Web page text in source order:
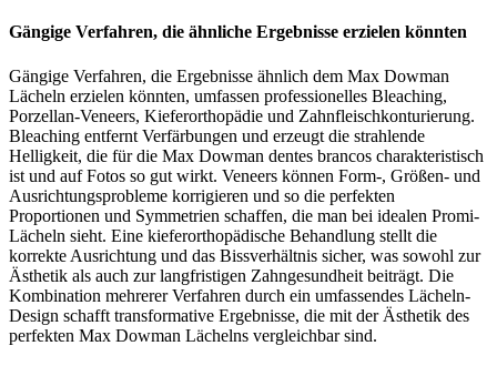
Gängige Verfahren, die ähnliche Ergebnisse erzielen könnten
Gängige Verfahren, die Ergebnisse ähnlich dem Max Dowman
Lächeln erzielen könnten, umfassen professionelles Bleaching,
Porzellan-Veneers, Kieferorthopädie und Zahnfleischkonturierung.
Bleaching entfernt Verfärbungen und erzeugt die strahlende
Helligkeit, die für die Max Dowman dentes brancos charakteristisch
ist und auf Fotos so gut wirkt. Veneers können Form-, Größen- und
Ausrichtungsprobleme korrigieren und so die perfekten
Proportionen und Symmetrien schaffen, die man bei idealen Promi-
Lächeln sieht. Eine kieferorthopädische Behandlung stellt die
korrekte Ausrichtung und das Bissverhältnis sicher, was sowohl zur
Ästhetik als auch zur langfristigen Zahngesundheit beiträgt. Die
Kombination mehrerer Verfahren durch ein umfassendes Lächeln-
Design schafft transformative Ergebnisse, die mit der Ästhetik des
perfekten Max Dowman Lächelns vergleichbar sind.